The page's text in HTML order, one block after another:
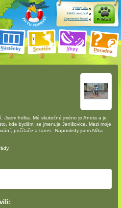
Nástěnky Soutěže Vtipy Poradna
Výhody účtu
Založit nový účet
Zapomenuté heslo?
Přihlásit
. Jsem holka. Mé skutečné jméno je Aneta a je
kde bydlím, se jmenuje Jenišovice. Mezi moje
počítače a tanec. Naposledy jsem Alíka